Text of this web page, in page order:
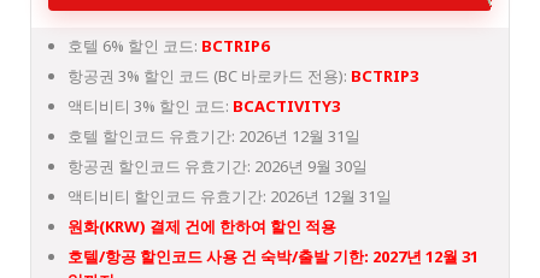
호텔 6% 할인 코드: BCTRIP6
항공권 3% 할인 코드 (BC 바로카드 전용): BCTRIP3
액티비티 3% 할인 코드: BCACTIVITY3
호텔 할인코드 유효기간: 2026년 12월 31일
항공권 할인코드 유효기간: 2026년 9월 30일
액티비티 할인코드 유효기간: 2026년 12월 31일
원화(KRW) 결제 건에 한하여 할인 적용
호텔/항공 할인코드 사용 건 숙박/출발 기한: 2027년 12월 31